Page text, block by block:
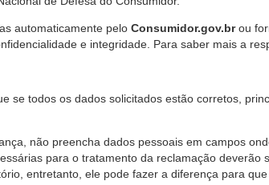
automaticamente pelo Consumidor.gov.brou
e integridade. Para saber mais a
se todos os dados solicitados estão corretos,
não preencha dados pessoais em campos
para o tratamento da reclamação
entretanto, ele pode fazer a diferença para